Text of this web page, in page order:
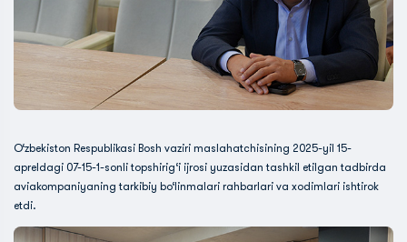
O‘zbekiston Respublikasi Bosh vaziri maslahatchisining 2025-yil 15-
apreldagi 07-15-1-sonli topshirig‘i ijrosi yuzasidan tashkil etilgan tadbirda
aviakompaniyaning tarkibiy bo‘linmalari rahbarlari va xodimlari ishtirok
etdi.